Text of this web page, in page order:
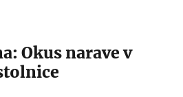
Okus narave v